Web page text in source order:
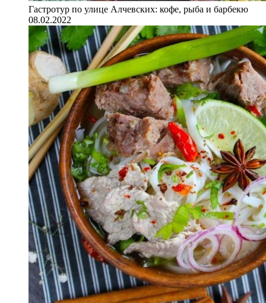
Гастротур по улице Алчевских: кофе, рыба и барбекю
08.02.2022